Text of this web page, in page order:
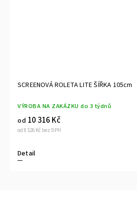
SCREENOVÁ ROLETA LITE ŠÍŘKA
VÝROBA NA ZAKÁZKU do 3 týdnů
od 10 972 Kč bez DPH
od13 276 Kč
Detail